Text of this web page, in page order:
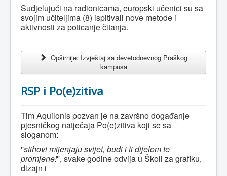
Sudjelujući na radionicama, europski učenici su sa
svojim učiteljima (8) ispitivali nove metode i
aktivnosti za poticanje čitanja.
Opširnije: Izvještaj sa devetodnevnog Praškog
kampusa
RSP i Po(e)zitiva
Tim Aquilonis pozvan je na završno događanje
pjesničkog natječaja Po(e)zitiva koji sesa
sloganom:
''stihovi mijenjaju svijet, budi i ti dijelom te
promjene!'', svake godine odvija u Školi za grafiku,
dizajn i